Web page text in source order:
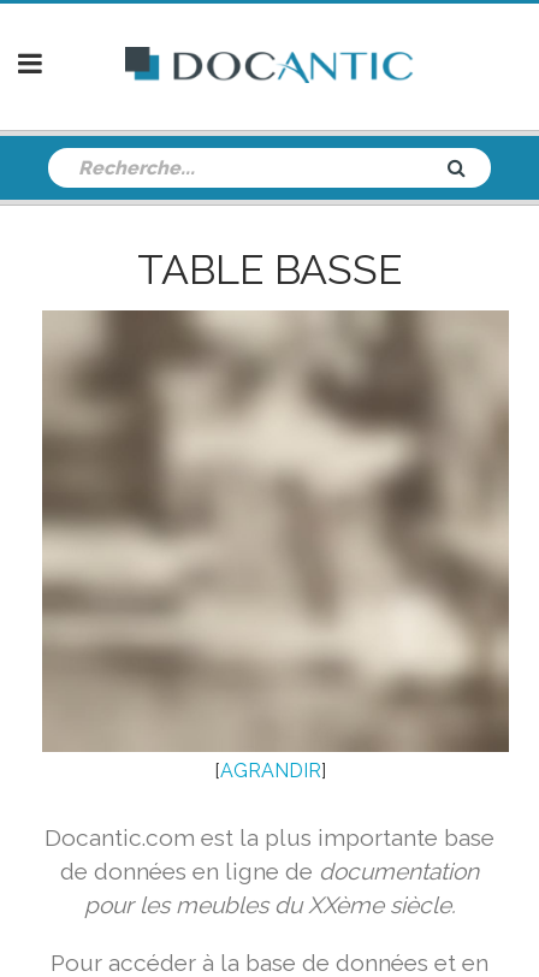
TABLE BASSE
[AGRANDIR]
Docantic.com est la plus importante base
de données en ligne de documentation
pour les meubles du XXème siècle.
Pour accéder à la base de données et en